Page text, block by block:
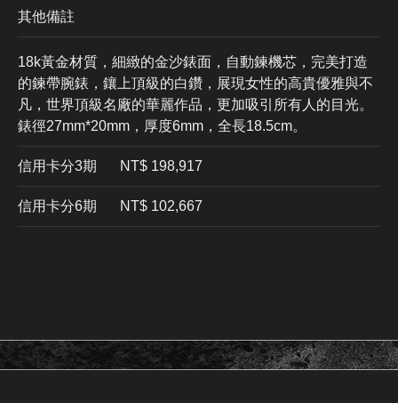
其他備註
18k黃金材質，細緻的金沙錶面，自動鍊機芯，完美打造
的鍊帶腕錶，鑲上頂級的白鑽，展現女性的高貴優雅與不
凡，世界頂級名廠的華麗作品，更加吸引所有人的目光。
錶徑27mm*20mm，厚度6mm，全長18.5cm。
信用卡分3期 ​NT$ 198,917
信用卡分6期 NT$ 102,667